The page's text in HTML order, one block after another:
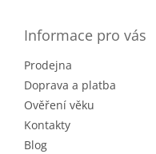
Informace pro vás
Prodejna
Doprava a platba
Ověření věku
Kontakty
Blog